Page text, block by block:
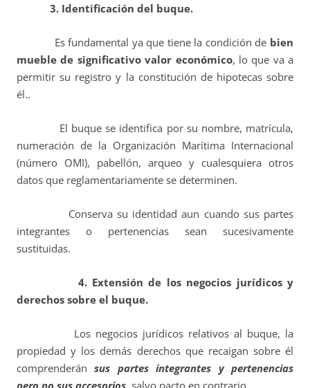
3. Identificación del buque.
Es fundamental ya que tiene la condición de bien
mueble de significativo valor económico, lo que va a
permitir su registro y la constitución de hipotecas sobre
él..
El buque se identifica por su nombre, matrícula,
numeración de la Organización Marítima Internacional
(número OMI), pabellón, arqueo y cualesquiera otros
datos que reglamentariamente se determinen.
Conserva su identidad aun cuando sus partes
integrantes o pertenencias sean sucesivamente
sustituidas.
4. Extensión de los negocios jurídicos y
derechos sobre el buque.
Los negocios jurídicos relativos al buque, la
propiedad y los demás derechos que recaigan sobre él
comprenderánsus partes integrantes y pertenencias